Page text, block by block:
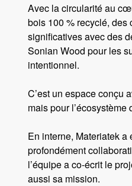
Avec la circularité au
bois 100 % recyclé, des
significatives avec des
Sonian Wood pour les
intentionnel.
C’est un espace conçu
mais pour l’écosystème
En interne, Materiatek
profondément
l’équipe a co-écrit le
aussi sa mission.